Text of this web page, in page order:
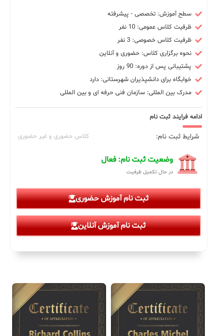
سطح آموزش: تخصصی - پیشرفته
ظرفیت کلاس عمومی: 10 نفر
ظرفیت کلاس خصوصی: 3 نفر
نحوه برگزاری کلاس: حضوری و آنلاین
پشتیبانی پس از دوره: 90 روز
خوابگاه برای دانشپذیران شهرستانی: دارد
مدرک بین المللی: سازمان فنی حرفه ای و بین المللی
ادامه فرایند ثبت نام
شرایط ثبت نام: کلاس حضوری و غیر حضوری
وضعیت ثبت نام: فعال
در حال تکمیل ظرفیت
ثبت نام آموزش حضوری
ثبت نام آموزش آنلاین